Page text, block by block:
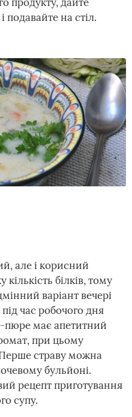
подавайте на стіл.
але і корисний
білків, тому
варіант вечері
час робочого дня
пюре має апетитний
при цьому
страву можна
бульйоні.
рецепт приготування
супу.